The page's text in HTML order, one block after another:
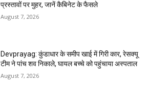
प्रस्तावों पर मुहर, जानें कैबिनेट के फैसले
August 7, 2026
Devprayag: कुंडाधार के समीप खाई में गिरी कार, रेसक्यू
टीम ने पांच शव निकाले, घायल बच्चे को पहुंचाया अस्पताल
August 7, 2026